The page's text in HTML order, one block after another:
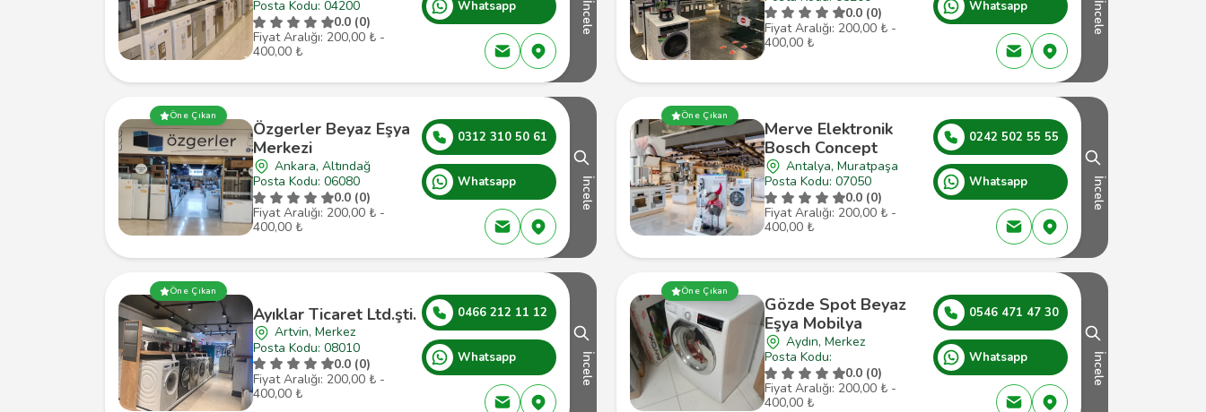
Posta Kodu: 04200
0.0 (0)
Fiyat Aralığı: 200,00 ₺ -
400,00 ₺
Whatsapp İncele
0.0 (0)
Fiyat Aralığı: 200,00 ₺ -
400,00 ₺
Whatsapp İncele
Öne Çıkan
Özgerler Beyaz Eşya
Merkezi
Ankara, Altındağ
Posta Kodu: 06080
0.0 (0)
Fiyat Aralığı: 200,00 ₺ -
400,00 ₺
0312 310 50 61
Whatsapp İncele
Öne Çıkan
Merve Elektronik
Bosch Concept
Antalya, Muratpaşa
Posta Kodu: 07050
0.0 (0)
Fiyat Aralığı: 200,00 ₺ -
400,00 ₺
0242 502 55 55
Whatsapp İncele
Öne Çıkan
Ayıklar Ticaret Ltd.şti.
Artvin, Merkez
Posta Kodu: 08010
0.0 (0)
Fiyat Aralığı: 200,00 ₺ -
400,00 ₺
0466 212 11 12
Whatsapp İncele
Öne Çıkan
Gözde Spot Beyaz
Eşya Mobilya
Aydın, Merkez
Posta Kodu:
0.0 (0)
Fiyat Aralığı: 200,00 ₺ -
400,00 ₺
0546 471 47 30
Whatsapp İncele